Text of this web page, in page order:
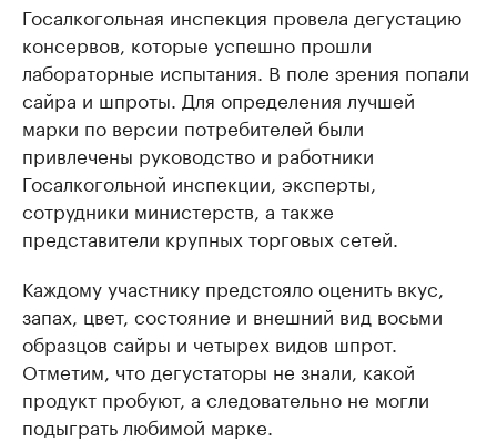
Госалкогольная инспекция провела дегустацию
консервов, которые успешно прошли
лабораторные испытания. В поле зрения попали
сайра и шпроты. Для определения лучшей
марки по версии потребителей были
привлечены руководство и работники
Госалкогольной инспекции, эксперты,
сотрудники министерств, а также
представители крупных торговых сетей.
Каждому участнику предстояло оценить вкус,
запах, цвет, состояние и внешний вид восьми
образцов сайры и четырех видов шпрот.
Отметим, что дегустаторы не знали, какой
продукт пробуют, а следовательно не могли
подыграть любимой марке.